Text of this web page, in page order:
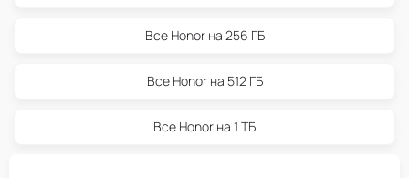
Все Honor на 256 ГБ
Все Honor на 512 ГБ
Все Honor на 1 ТБ